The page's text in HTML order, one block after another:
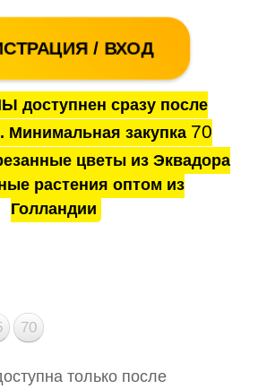
/ ВХОД
доступнен сразу после
Минимальная закупка 70
цветы из Эквадора
растения оптом из
Голландии
70
только после